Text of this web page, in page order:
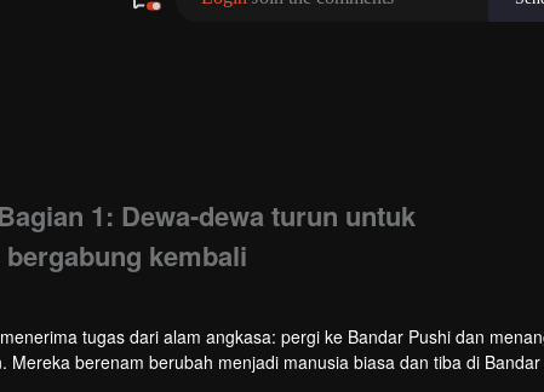
Bagian 1: Dewa-dewa turun untuk
kembali
tugas dari alam angkasa: pergi ke Bandar Pushi dan
berenam berubah menjadi manusia biasa dan tiba di
China. Dengan menyamar, mereka memulakan misi khas mereka